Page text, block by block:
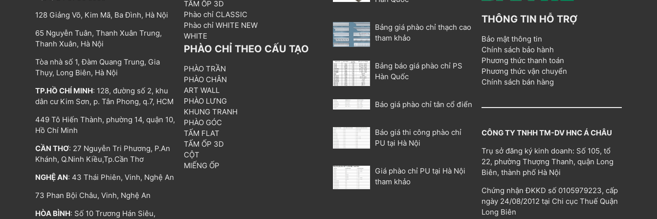
128 Giảng Võ, Kim Mã, Ba Đình, Hà Nội
65 Nguyễn Tuân, Thanh Xuân Trung,
Thanh Xuân, Hà Nội
Tòa nhà số 1, Đàm Quang Trung, Gia
Thụy, Long Biên, Hà Nội
TP.HỒ CHÍ MINH: 128, đường số 2, khu
dân cư Kim Sơn, p. Tân Phong, q.7, HCM
449 Tô Hiến Thành, phường 14, quận 10,
Hồ Chí Minh
CẦN THƠ: 27 Nguyễn Tri Phương, P.An
Khánh, Q.Ninh Kiều,Tp.Cần Thơ
NGHỆ AN: 43 Thái Phiên, Vinh, Nghệ An
73 Phan Bội Châu, Vinh, Nghệ An
HÒA BÌNH: Số 10 Trương Hán Siêu,
TẤM ỐP 3D
Phào chỉ CLASSIC
Phào chỉ WHITE NEW
WHITE
PHÀO CHỈ THEO CẤU TẠO
PHÀO TRẦN
PHÀO CHÂN
ART WALL
PHÀO LƯNG
KHUNG TRANH
PHÀO GÓC
TẤM FLAT
TẤM ỐP 3D
CỘT
MIẾNG ỐP
Bảng giá phào chỉ thạch cao
tham khảo
Bảng báo giá phào chỉ PS
Hàn Quốc
Báo giá phào chỉ tân cổ điển
Báo giá thi công phào chỉ
PU tại Hà Nội
Giá phào chỉ PU tại Hà Nội
tham khảo
THÔNG TIN HỖ TRỢ
Bảo mật thông tin
Chính sách bảo hành
Phương thức thanh toán
Phương thức vận chuyển
Chính sách bán hàng
CÔNG TY TNHH TM-DV HNC Á CHÂU
Trụ sở đăng ký kinh doanh: Số 105, tổ
22, phường Thượng Thanh, quận Long
Biên, thành phố Hà Nội
Chứng nhận ĐKKD số 0105979223, cấp
ngày 24/08/2012 tại Chi cục Thuế Quận
Long Biên